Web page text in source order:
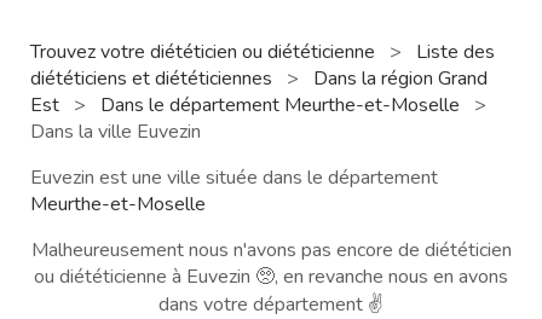
Trouvez votre diététicien ou diététicienne >
Liste des
diététiciens et diététiciennes
>
Dans la région Grand
Est > Dans le département Meurthe-et-Moselle
>
Dans la ville Euvezin
Euvezin est une ville située dans le département
Meurthe-et-Moselle
Malheureusement nous n'avons pas encore de diététicien
ou diététicienne à Euvezin 🥺, en revanche nous en avons
dans votre département ✌️